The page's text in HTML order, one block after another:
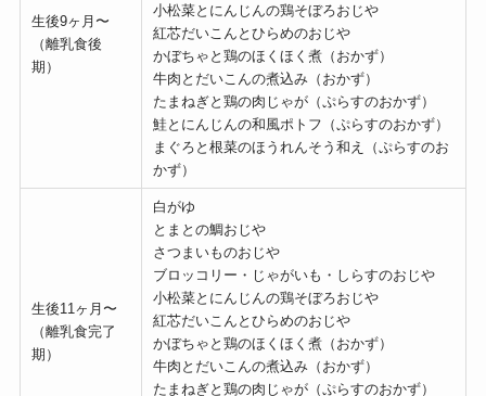
生後9ヶ月〜
（離乳食後
期）
小松菜とにんじんの鶏そぼろおじや
紅芯だいこんとひらめのおじや
かぼちゃと鶏のほくほく煮（おかず）
牛肉とだいこんの煮込み（おかず）
たまねぎと鶏の肉じゃが（ぷらすのおかず）
鮭とにんじんの和風ポトフ（ぷらすのおかず）
まぐろと根菜のほうれんそう和え（ぷらすのお
かず）
生後11ヶ月〜
（離乳食完了
期）
白がゆ
とまとの鯛おじや
さつまいものおじや
ブロッコリー・じゃがいも・しらすのおじや
小松菜とにんじんの鶏そぼろおじや
紅芯だいこんとひらめのおじや
かぼちゃと鶏のほくほく煮（おかず）
牛肉とだいこんの煮込み（おかず）
たまねぎと鶏の肉じゃが（ぷらすのおかず）